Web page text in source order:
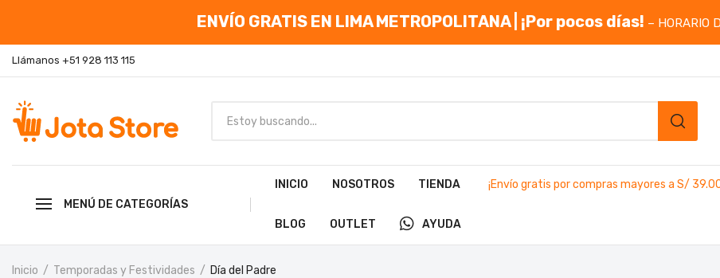
ENVÍO GRATIS EN LIMA METROPOLITANA | ¡Por pocos días! – HORARIO
Llámanos +51 928 113 115
MENÚ DE CATEGORÍAS
INICIO NOSOTROS TIENDA
BLOG OUTLET AYUDA
¡Envío gratis por compras mayores a S/
Inicio Temporadas y Festividades Día del Padre